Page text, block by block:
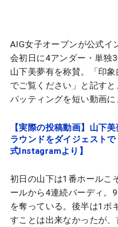
AIG女子オープンが公式イ
会初日に4アンダー・単独
山下美夢有を称賛。「印
でご覧ください」と記す
パッティングを短い動画に
【実際の投稿動画】山下
ラウンドをダイジェスト
式Instagramより】
初日の山下は1番ホールこ
ールから4連続バーディ。
を奪っている。後半は1ボ
すことは出来なかったが、